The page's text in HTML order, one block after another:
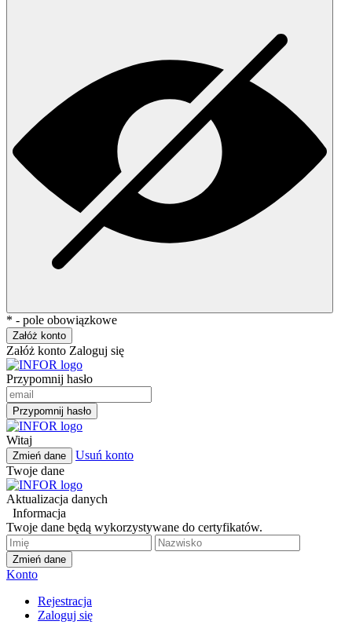
* - pole obowiązkowe
Załóż konto
Załóż konto Zaloguj się
Przypomnij hasło
Przypomnij hasło
Witaj
Zmień dane
Usuń konto
Twoje dane
Aktualizacja danych
Informacja
Twoje dane będą wykorzystywane do certyfikatów.
Zmień dane
Konto
Rejestracja
Zaloguj się